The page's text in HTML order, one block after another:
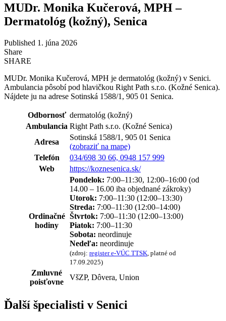
MUDr. Monika Kučerová, MPH –
Dermatológ (kožný), Senica
Published 1. júna 2026
Share
SHARE
MUDr. Monika Kučerová, MPH je dermatológ (kožný) v Senici.
Ambulancia pôsobí pod hlavičkou Right Path s.r.o. (Kožné Senica).
Nájdete ju na adrese Sotinská 1588/1, 905 01 Senica.
Odbornosť dermatológ (kožný)
Ambulancia Right Path s.r.o. (Kožné Senica)
Adresa
Sotinská 1588/1, 905 01 Senica
(zobraziť na mape)
Telefón
034/698 30 66, 0948 157 999
Web
https://koznesenica.sk/
Ordinačné
hodiny
Pondelok: 7:00–11:30, 12:00–16:00 (od
14.00 – 16.00 iba objednané zákroky)
Utorok: 7:00–11:30 (12:00–13:30)
Streda: 7:00–11:30 (12:00–14:00)
Štvrtok: 7:00–11:30 (12:00–13:00)
Piatok: 7:00–11:30
Sobota: neordinuje
Nedeľa: neordinuje
(zdroj: register e-VÚC TTSK , platné od
17.09.2025)
Zmluvné
poisťovne
VšZP, Dôvera, Union
Ďalší špecialisti v Senici